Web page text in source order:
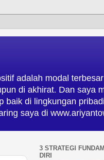
adalah modal
di akhirat. Dan saya
baik di lingkungan
saya di
3 STRATEGI
DIRI